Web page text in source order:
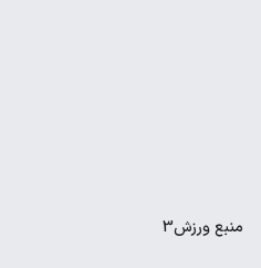
منبعورزش3